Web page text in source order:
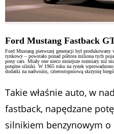
Ford Mustang Fastback
Ford Mustang pierwszej generacji był
rynkowy – powstało ponad półtora miliona tych
pony cars. Miały one nieco mniejsze rozmiary niż
potężne silniki. W 1965 roku na rynek
dodatki na nadwoziu, czterostopniową skrzynię
Takie właśnie auto, w
fastback, napędzane
silnikiem benzynowym o